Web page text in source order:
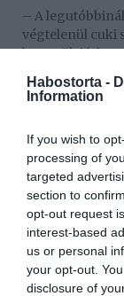
Habostorta -
Information
If you wish to
processing of
targeted
section to
opt-out request
interest-based
us or personal
your opt-out.
disclosure of
– A
végtelenül cuki
hogy tök jó,
voltam, de
kicsit vissza
amellett, hogy
egymást, mert
kevesebbek.
Válogathat az
Az Ázsia
de ő nem
hogy ne legyen